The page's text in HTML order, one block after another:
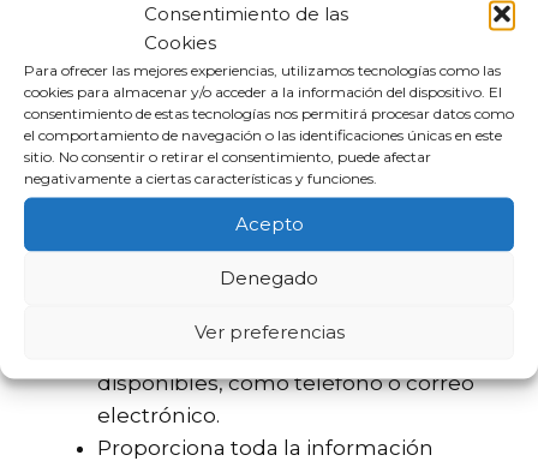
Consentimiento de las
Cookies
Para ofrecer las mejores experiencias, utilizamos tecnologías como las
cookies para almacenar y/o acceder a la información del dispositivo. El
consentimiento de estas tecnologías nos permitirá procesar datos como
el comportamiento de navegación o las identificaciones únicas en este
sitio. No consentir o retirar el consentimiento, puede afectar
negativamente a ciertas características y funciones.
Acepto
Denegado
Ver preferencias
¿Cómo reclamar a
myKredit?
Reclamar a myKredit es un proceso que
debe ser abordado con seriedad. Para
hacerlo de manera efectiva, considera los
siguientes pasos:
disponibles, como teléfono o correo
electrónico.
Proporciona toda la información